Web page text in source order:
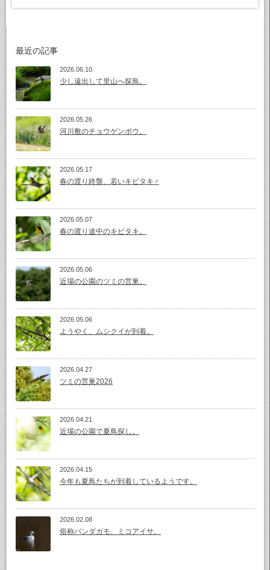
最近の記事
2026.06.10
少し遠出して里山へ探鳥。
2026.05.26
河川敷のチョウゲンボウ。
2026.05.17
春の渡り終盤、若いキビタキ♂
2026.05.07
春の渡り途中のキビタキ。
2026.05.06
近場の公園のツミの営巣。
2026.05.06
ようやく、ムシクイが到着。
2026.04.27
ツミの営巣2026
2026.04.21
近場の公園で夏鳥探し。
2026.04.15
今年も夏鳥たちが到着しているようです。
2026.02.08
俗称パンダガモ、ミコアイサ。